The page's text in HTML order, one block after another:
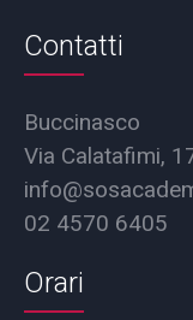
Contatti
Buccinasco
Via Calatafimi,
02 4570 6405
Orari